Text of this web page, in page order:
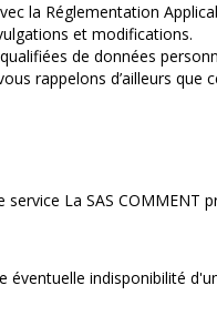
la Réglementation
et modifications.
de données
rappelons d’ailleurs que
La SAS COMMENT
éventuelle indisponibilité